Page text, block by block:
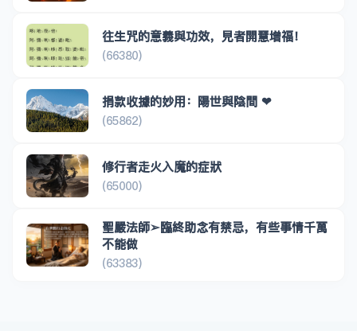
往生咒的意義與功效，見者開慧增福！
(66380)
捐款收據的妙用：陽世與陰間 ❤
(65862)
修行者走火入魔的症狀
(65000)
聖嚴法師➢臨終助念有禁忌，有些事情千萬
不能做
(63383)